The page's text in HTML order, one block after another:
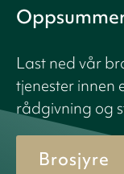
Last ned vår
tjenester innen
rådgivning og
Brosjyre